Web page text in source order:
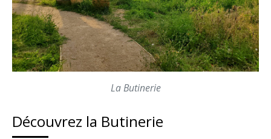
La Butinerie
Découvrez la Butinerie